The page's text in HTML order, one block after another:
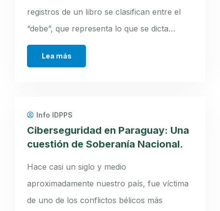
registros de un libro se clasifican entre el
“debe”, que representa lo que se dicta…
Lea más
Info IDPPS
Ciberseguridad en Paraguay: Una
cuestión de Soberanía Nacional.
Hace casi un siglo y medio
aproximadamente nuestro país, fue víctima
de uno de los conflictos bélicos más